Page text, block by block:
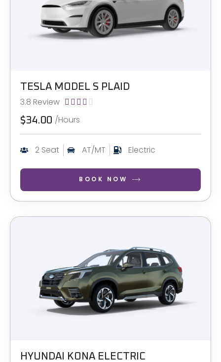
TESLA MODEL S PLAID
3.8 Review     
$34.00 /Hours
2 Seat AT/MT Electric
BOOK NOW
HYUNDAI KONA ELECTRIC